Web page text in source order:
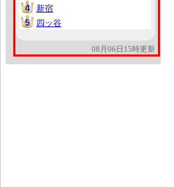
4
4
新宿
5
5 四ッ谷
08月06日15時更新